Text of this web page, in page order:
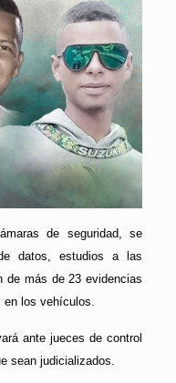
de seguridad, se
datos, estudios a las
de más de 23 evidencias
los vehículos.
ante jueces de control
sean judicializados.